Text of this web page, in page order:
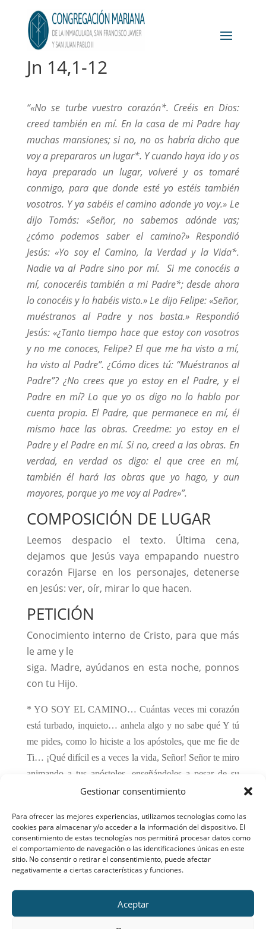
Gestionar consentimiento
Para ofrecer las mejores experiencias, utilizamos tecnologías como las
cookies para almacenar y/o acceder a la información del dispositivo. El
consentimiento de estas tecnologías nos permitirá procesar datos como
el comportamiento de navegación o las identificaciones únicas en este
sitio. No consentir o retirar el consentimiento, puede afectar
negativamente a ciertas características y funciones.
Aceptar
Jn 14,1-12
“«No se turbe vuestro corazón*. Creéis en Dios:
creed también en mí. En la casa de mi Padre hay
muchas mansiones; si no, no os habría dicho que
voy a prepararos un lugar*. Y cuando haya ido y os
haya preparado un lugar, volveré y os tomaré
conmigo, para que donde esté yo estéis también
vosotros. Y ya sabéis el camino adonde yo voy.» Le
dijo Tomás: «Señor, no sabemos adónde vas;
¿cómo podemos saber el camino?» Respondió
Jesús: «Yo soy el Camino, la Verdad y la Vida*.
Nadie va al Padre sino por mí. Si me conocéis a
mí, conoceréis también a mi Padre*; desde ahora
lo conocéis y lo habéis visto.» Le dijo Felipe: «Señor,
muéstranos al Padre y nos basta.» Respondió
Jesús: «¿Tanto tiempo hace que estoy con vosotros
y no me conoces, Felipe? El que me ha visto a mí,
ha visto al Padre”. ¿Cómo dices tú: “Muéstranos al
Padre”? ¿No crees que yo estoy en el Padre, y el
Padre en mí? Lo que yo os digo no lo hablo por
cuenta propia. El Padre, que permanece en mí, él
mismo hace las obras. Creedme: yo estoy en el
Padre y el Padre en mí. Si no, creed a las obras. En
verdad, en verdad os digo: el que cree en mí,
también él hará las obras que yo hago, y aun
mayores, porque yo me voy al Padre»”.
COMPOSICIÓN DE LUGAR
Leemos despacio el texto. Última cena,
dejamos que Jesús vaya empapando nuestro
corazón Fijarse en los personajes, detenerse
en Jesús: ver, oír, mirar lo que hacen.
PETICIÓN
Conocimiento interno de Cristo, para que más
le ame y le
siga. Madre, ayúdanos en esta noche, ponnos
con tu Hijo.
* YO SOY EL CAMINO… Cuántas veces mi corazón
está turbado, inquieto… anhela algo y no sabe qué Y tú
me pides, como lo hiciste a los apóstoles, que me fie de
Ti… ¡Qué difícil es a veces la vida, Señor! Señor te miro
animando a tus apóstoles, enseñándoles a pesar de su
ignorancia. “No se turbe vuestro corazón. Creéis en
pero Señor, soy como Tomás, inquieto, apasionado,
amante de la vida. “Señor no sabemos a dónde vas
¿cómo podemos saber el camino? Y Tú respondes
tajantemente: “Yo soy el camino”…El camino ¿a dónde
descubre, en esta noche el secreto de su corazón que nos
revela al Padre… ¿Quieres conocer al Padre? Ven